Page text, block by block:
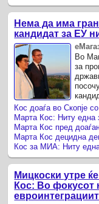
Нема да има
кандидат за ЕУ
Во
за
(ЕУ)
Мицкоски утре
Кос: Во фокусот